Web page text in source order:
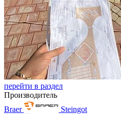
перейти в раздел
Производитель
Braer
Steingot